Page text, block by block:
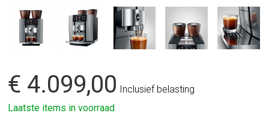
€ 4.099,00
Inclusief belasting
Laatste items in voorraad